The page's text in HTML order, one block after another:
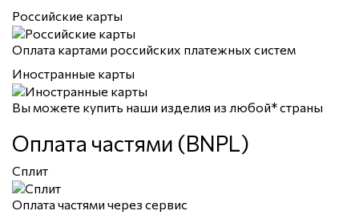
Российские карты
Оплата картами российских платежных систем
Иностранные карты
Вы можете купить наши изделия из любой* страны
Оплата частями (BNPL)
Сплит
Оплата частями через сервис